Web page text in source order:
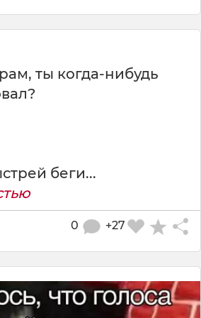
ты когда-нибудь
беги...
+27
0